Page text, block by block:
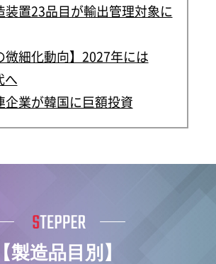
装置23品目が輸出管理対象に
微細化動向】2027年には
へ
企業が韓国に巨額投資
【製造品目別】